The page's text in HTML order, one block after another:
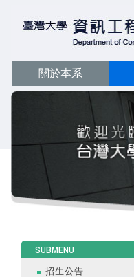
關於本系
SUBMENU
招生公告